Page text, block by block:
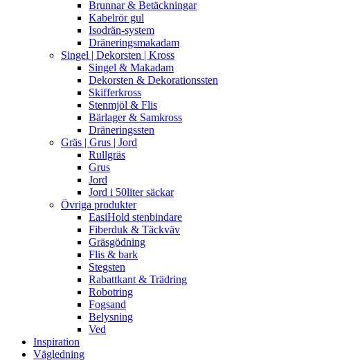
Brunnar & Betäckningar
Kabelrör gul
Isodrän-system
Dräneringsmakadam
Singel | Dekorsten | Kross
Singel & Makadam
Dekorsten & Dekorationssten
Skifferkross
Stenmjöl & Flis
Bärlager & Samkross
Dräneringssten
Gräs | Grus | Jord
Rullgräs
Grus
Jord
Jord i 50liter säckar
Övriga produkter
EasiHold stenbindare
Fiberduk & Täckväv
Gräsgödning
Flis & bark
Stegsten
Rabattkant & Trädring
Robotring
Fogsand
Belysning
Ved
Inspiration
Vägledning